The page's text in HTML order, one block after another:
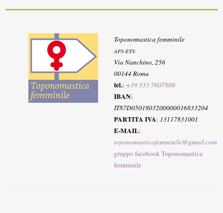
Toponomastica femminile
APS-ETS:
Via Nanchino, 256
00144 Roma
tel.:+39 333 7607808
IBAN:
IT87D0501803200000016833204
PARTITA IVA: 13117831001
E-MAIL:
toponomasticafemminile@gmail.com
gruppo facebook Toponomastica
femminile